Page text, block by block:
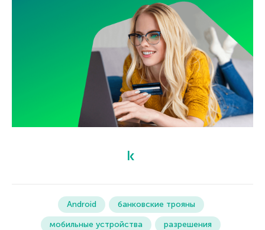
Android
банковские трояны
мобильные устройства
разрешения